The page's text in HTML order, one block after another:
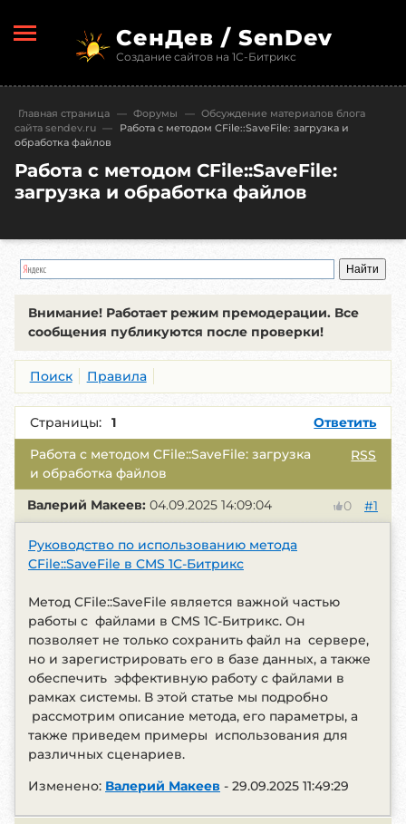
СенДев / SenDev
Создание сайтов на 1С-Битрикс
Главная страница — Форумы — Обсуждение материалов блога
сайта sendev.ru —
Работа с методом CFile::SaveFile: загрузка и
обработка файлов
Работа с методом CFile::SaveFile:
загрузка и обработка файлов
Внимание! Работает режим премодерации. Все
сообщения публикуются после проверки!
Поиск Правила
Страницы: 1
Ответить
RSS
Работа с методом CFile::SaveFile: загрузка
и обработка файлов
#1
0
Валерий Макеев: 04.09.2025 14:09:04
Руководство по использованию метода
CFile::SaveFile в CMS 1С-Битрикс
Метод CFile::SaveFile является важной частью
работы с файлами в CMS 1С-Битрикс. Он
позволяет не только сохранить файл на сервере,
но и зарегистрировать его в базе данных, а также
обеспечить эффективную работу с файлами в
рамках системы. В этой статье мы подробно
рассмотрим описание метода, его параметры, а
также приведем примеры использования для
различных сценариев.
Изменено: Валерий Макеев - 29.09.2025 11:49:29